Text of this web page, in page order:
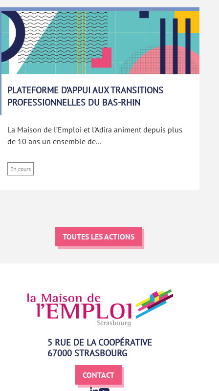
PLATEFORME D’APPUI AUX TRANSITIONS
PROFESSIONNELLES DU BAS-RHIN
La Maison de l’Emploi et l’Adira animent depuis plus
de 10 ans un ensemble de…
En cours
TOUTES LES ACTIONS
5 RUE DE LA COOPÉRATIVE
67000 STRASBOURG
CONTACT